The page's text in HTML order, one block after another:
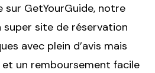
sur GetYourGuide, notre
super site de réservation
avec plein d’avis mais
un remboursement facile